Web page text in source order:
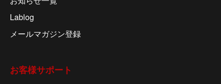
Lablog
メールマガジン登録
お客様サポート